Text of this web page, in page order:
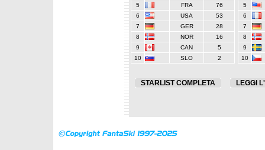
5 FRA
76
6
USA
53
7
GER
28
8
NOR
16
9
CAN
5
10
SLO 2
5
6
7
8
9
10
STARLIST COMPLETA LEGGI